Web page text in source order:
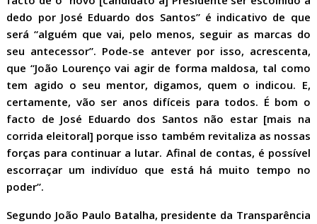
dedo por José Eduardo dos Santos” é indicativo de que
será “alguém que vai, pelo menos, seguir as marcas do
seu antecessor”. Pode-se antever por isso, acrescenta,
que “João Lourenço vai agir de forma maldosa, tal como
tem agido o seu mentor, digamos, quem o indicou. E,
certamente, vão ser anos difíceis para todos. É bom o
facto de José Eduardo dos Santos não estar [mais na
corrida eleitoral] porque isso também revitaliza as nossas
forças para continuar a lutar. Afinal de contas, é possível
escorraçar um indivíduo que está há muito tempo no
poder”.
Segundo João Paulo Batalha, presidente da Transparência